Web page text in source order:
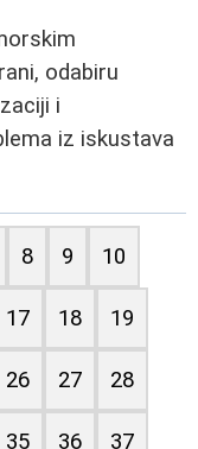
odabiru
i
iz iskustava
8 9 10
17 18 19
26 27 28
35 36 37